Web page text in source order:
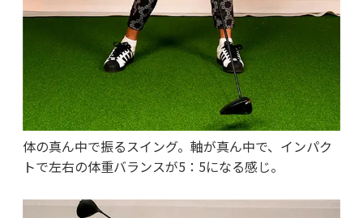
体の真ん中で振るスイング。軸が真ん中で、インパク
トで左右の体重バランスが5：5になる感じ。